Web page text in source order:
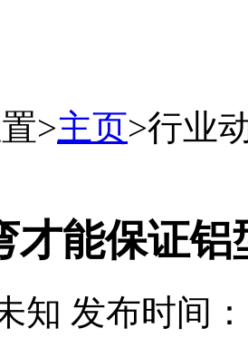
>主页>行业
才能保证
知 发布时间